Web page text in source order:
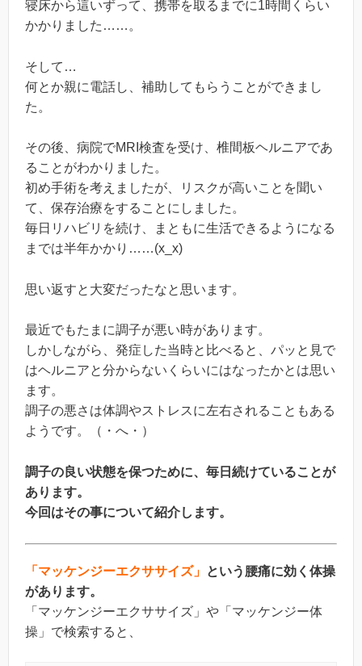
寝床から這いずって、携帯を取るまでに1時間くらい
かかりました……。
そして…
何とか親に電話し、補助してもらうことができまし
た。
その後、病院でMRI検査を受け、椎間板ヘルニアであ
ることがわかりました。
初め手術を考えましたが、リスクが高いことを聞い
て、保存治療をすることにしました。
毎日リハビリを続け、まともに生活できるようになる
までは半年かかり……(x_x)
思い返すと大変だったなと思います。
最近でもたまに調子が悪い時があります。
しかしながら、発症した当時と比べると、パッと見で
はヘルニアと分からないくらいにはなったかとは思い
ます。
調子の悪さは体調やストレスに左右されることもある
ようです。（・へ・）
調子の良い状態を保つために、毎日続けていることが
あります。
今回はその事について紹介します。
「マッケンジーエクササイズ」 という腰痛に効く体操
があります。
「マッケンジーエクササイズ」や「マッケンジー体
操」で検索すると、